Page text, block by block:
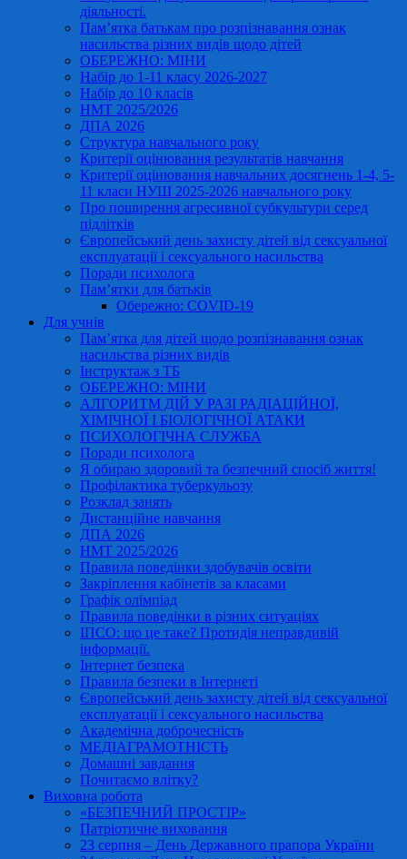
діяльності.
Пам’ятка батькам про розпізнавання ознак
насильства різних видів щодо дітей
ОБЕРЕЖНО: МІНИ
Набір до 1-11 класу 2026-2027
Набір до 10 класів
НМТ 2025/2026
ДПА 2026
Структура навчального року
Критерії оцінювання результатів навчання
Критерії оцінювання навчальних досягнень 1-4, 5-
11 класи НУШ 2025-2026 навчального року
Про поширення агресивної субкультури серед
підлітків
Європейський день захисту дітей від сексуальної
експлуатації і сексуального насильства
Поради психолога
Пам’ятки для батьків
Обережно: COVID-19
Для учнів
Пам’ятка для дітей щодо розпізнавання ознак
насильства різних видів
Інструктаж з ТБ
ОБЕРЕЖНО: МІНИ
АЛГОРИТМ ДІЙ У РАЗІ РАДІАЦІЙНОЇ,
ХІМІЧНОЇ І БІОЛОГІЧНОЇ АТАКИ
ПСИХОЛОГІЧНА СЛУЖБА
Поради психолога
Я обираю здоровий та безпечний спосіб життя!
Профілактика туберкульозу
Розклад занять
Дистанційне навчання
ДПА 2026
НМТ 2025/2026
Правила поведінки здобувачів освіти
Закріплення кабінетів за класами
Графік олімпіад
Правила поведінки в різних ситуаціях
ІПСО: що це таке? Протидія неправдивій
інформації.
Інтернет безпека
Правила безпеки в Інтернеті
Європейський день захисту дітей від сексуальної
експлуатації і сексуального насильства
Академічна доброчесність
МЕДІАГРАМОТНІСТЬ
Домашні завдання
Почитаємо влітку?
Виховна робота
«БЕЗПЕЧНИЙ ПРОСТІР»
Патріотичне виховання
23 серпня – День Державного прапора України